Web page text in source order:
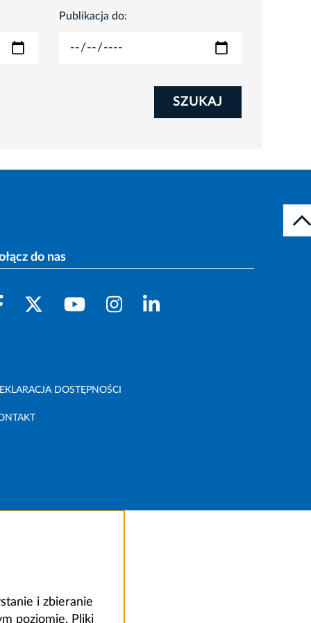
Publikacja do:
SZUKAJ
do nas
DOSTĘPNOŚCI
i zbieranie
poziomie. Pliki